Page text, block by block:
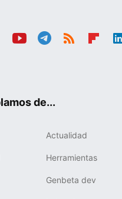
de...
Actualidad
Herramientas
Genbeta dev